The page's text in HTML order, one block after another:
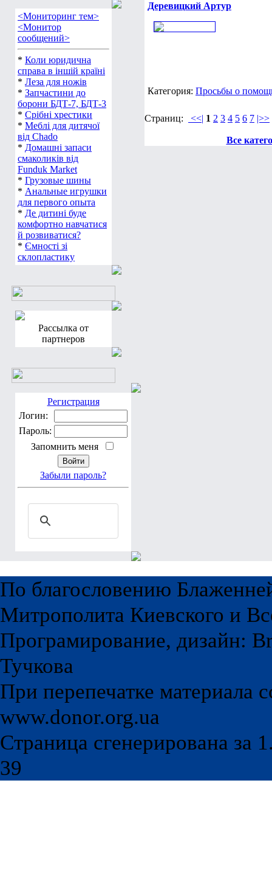
<Мониторинг тем>
<Монитор
сообщений>
* Коли юридична
справа в іншій країні
* Леза для ножів
* Запчастини до
борони БДТ-7, БДТ-3
* Срібні хрестики
* Меблі для дитячої
від Chado
* Домашні запаси
смаколиків від
Funduk Market
* Грузовые шины
* Анальные игрушки
для первого опыта
* Де дитині буде
комфортно навчатися
й розвиватися?
* Ємності зі
склопластику
Рассылка от
партнеров
Регистрация
Логин:
Пароль:
Запомнить меня
Забыли пароль?
Деревицкий Артур
Категория: Просьбы о
Страниц: <<| 1 2 3 4 5 6 7 |>>
Все
По благословению
Митрополита Киевского и
Програмирование, дизайн:
Тучкова
При перепечатке материала
www.donor.org.ua
Страница сгенерирована за
39